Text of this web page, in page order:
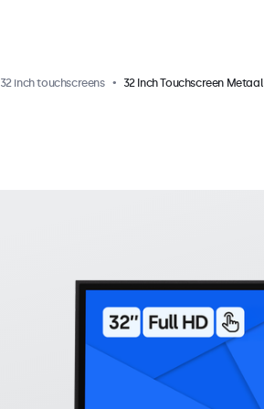
32 inch touchscreens 32 Inch Touchscreen Metaal